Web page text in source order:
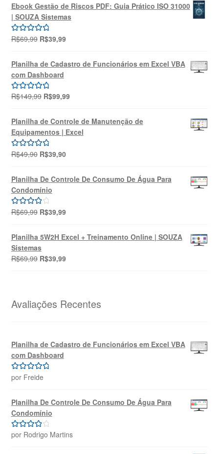
Ebook Gestão de Riscos PDF: Guia Prático ISO 31000
| SOUZA Sistemas
Avaliação
R$69,99 O
original
era:
R$69,99.
R$39,99O
é:
Planilha de Cadastro de Funcionários em Excel VBA
com Dashboard
Avaliação
R$149,99 O
original
era:
R$149,99.
R$99,99O
atual
é:
R$99,99.
Planilha de Controle de Manutenção de
Equipamentos | Excel
Avaliação
R$49,90 O
original
era:
R$49,90.
R$39,90O
atual
é:
Planilha De Controle De Consumo De Água Para
Condomínio
Avaliação
R$69,99 O
original
era:
R$69,99.
R$39,99O
atual
é:
Planilha 5W2H Excel + Treinamento Online | SOUZA
Sistemas
R$69,99 O
R$69,99.
R$39,99O
R$39,99.
Avaliações Recentes
Planilha de Cadastro de Funcionários em Excel VBA
com Dashboard
Avaliação5
por Freide
Planilha De Controle De Consumo De Água Para
Condomínio
Avaliação
por Rodrigo Martins